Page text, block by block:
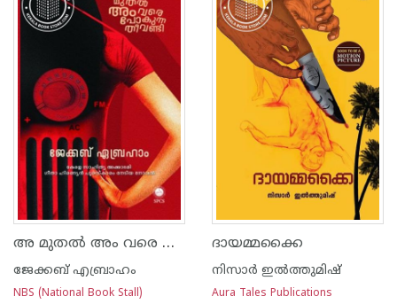
അ മുതൽ അം വരെ പോകുന്ന തീവണ്ടി
ജേക്കബ് എബ്രാഹം
NBS (National Book Stall)
ദായമ്മക്കൈ
നിസാർ ഇൽത്തുമിഷ്
Aura Tales Publications